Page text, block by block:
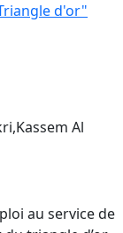
d'or"
Al
au service de